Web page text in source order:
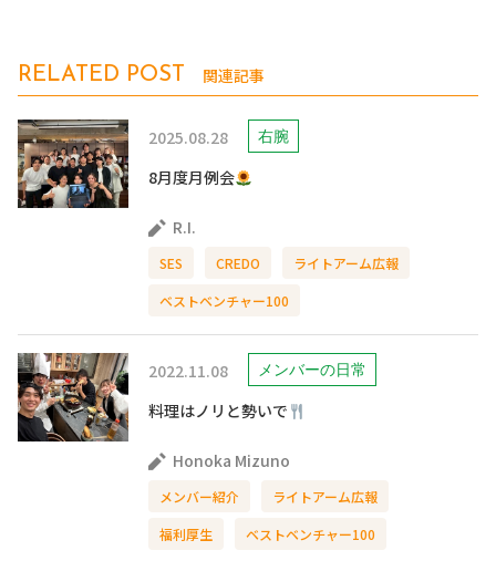
RELATED POST 関連記事
2025.08.28 右腕
8月度月例会
R.I.
SES CREDO
ライトアーム広報
ベストベンチャー100
2022.11.08 メンバーの日常
料理はノリと勢いで
Honoka Mizuno
メンバー紹介
ライトアーム広報
福利厚生
ベストベンチャー100